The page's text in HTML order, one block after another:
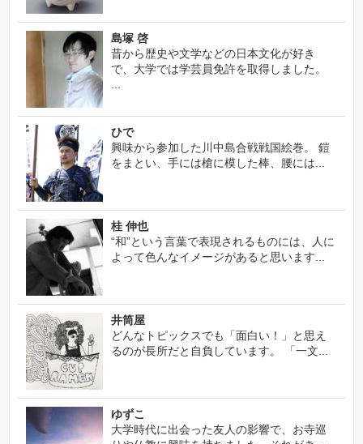
島塚 啓
昔から歴史や文学などの日本文化が好き
で、大学では学芸員免許を取得しました。
ひで
興味から参加した川中島合戦戦国絵巻。 鎧
をまとい、手には槍に模した棒、腰には...
桂 伸也
“和”という言葉で表現されるものには、人に
よって色んなイメージがあると思います...
井筒屋
どんなトピックスでも「面白い！」と思え
るのが長所だと自負しています。 「一文...
ゆずこ
大学時代に出会った友人の影響で、お寺巡